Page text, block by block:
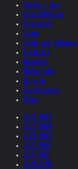
Studio + Live
Ausstellungen
Interviews
Zitate
Zitate von Helnwein
Feedback
Biografie
Bibliografie
Museen
Sammlungen
Filme
2026-2025
2025-2024
2024-2023
2023-2022
2022-2021
2021-2020